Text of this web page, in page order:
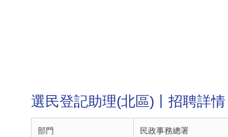
選民登記助理(北區)丨招聘詳情
部門 民政事務總署